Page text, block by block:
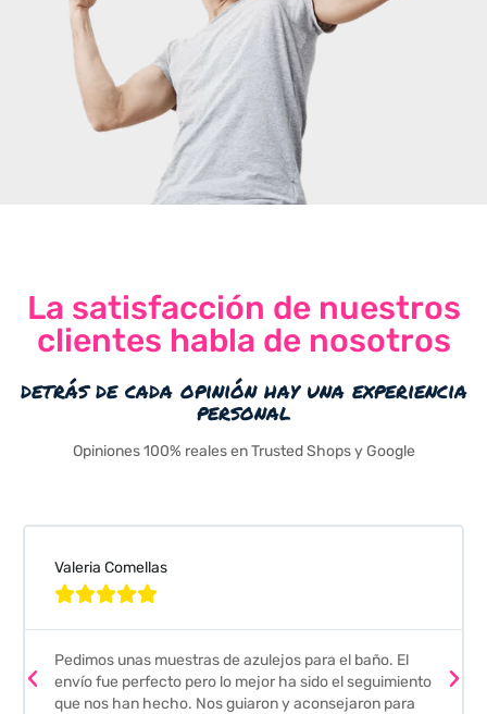
La satisfacción de nuestros
clientes habla de nosotros
detrás de cada opinión hay una experiencia
personal
Opiniones 100% reales en Trusted Shops y Google
Valeria Comellas

Pedimos unas muestras de azulejos para el baño. El
envío fue perfecto pero lo mejor ha sido el seguimiento
que nos han hecho. Nos guiaron y aconsejaron para